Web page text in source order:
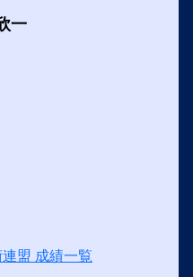
一
盟 成績一覧